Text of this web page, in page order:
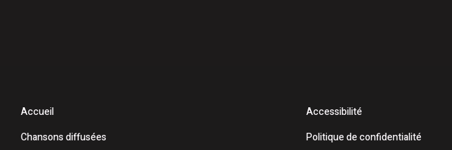
Accueil
Chansons diffusées
Accessibilité
Politique de confidentialité